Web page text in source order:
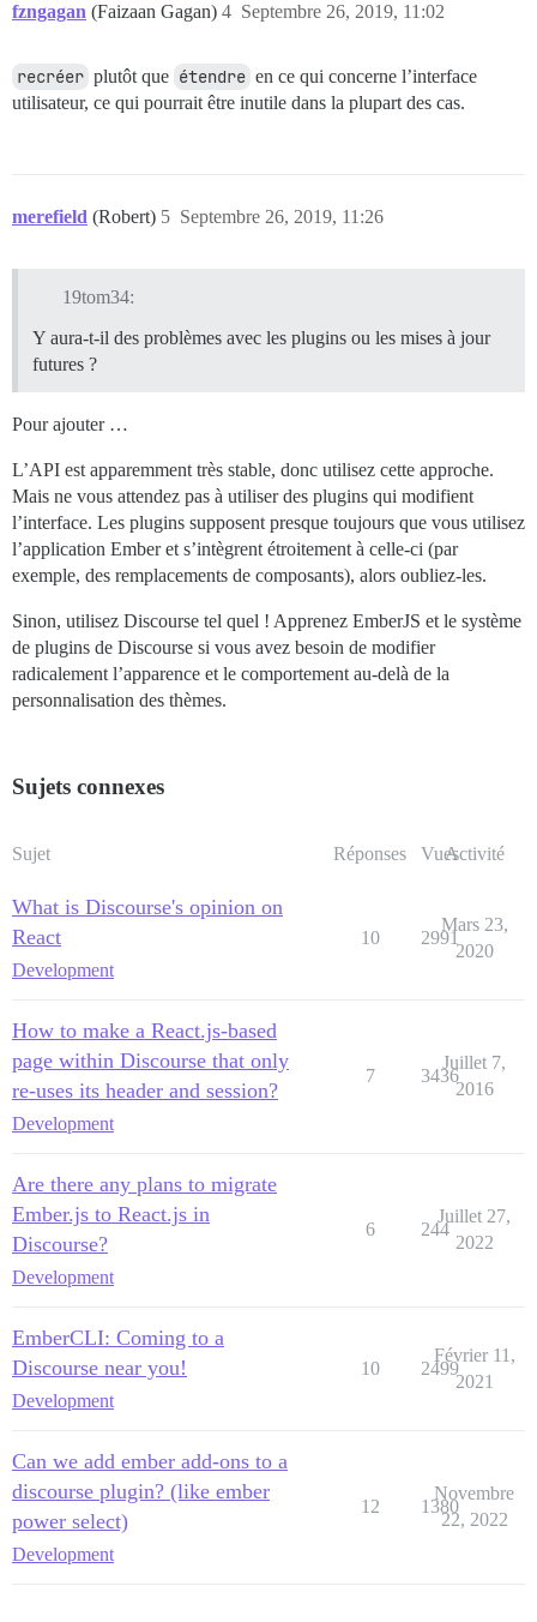
fzngagan (Faizaan Gagan) Septembre 26, 2019, 11:02
4
recréer plutôt que étendre en ce qui concerne l’interface
utilisateur, ce qui pourrait être inutile dans la plupart des cas.
merefield (Robert) Septembre 26, 2019, 11:26
5
19tom34:
Y aura-t-il des problèmes avec les plugins ou les mises à jour
futures ?
Pour ajouter …
L’API est apparemment très stable, donc utilisez cette approche.
Mais ne vous attendez pas à utiliser des plugins qui modifient
l’interface. Les plugins supposent presque toujours que vous utilisez
l’application Ember et s’intègrent étroitement à celle-ci (par
exemple, des remplacements de composants), alors oubliez-les.
Sinon, utilisez Discourse tel quel ! Apprenez EmberJS et le système
de plugins de Discourse si vous avez besoin de modifier
radicalement l’apparence et le comportement au-delà de la
personnalisation des thèmes.
Sujets connexes
Sujet Réponses VuesActivité
What is Discourse's opinion on
React
Development
10 2991
Mars 23,
2020
How to make a React.js-based
page within Discourse that only
re-uses its header and session?
Development
7 3436
Juillet 7,
2016
Are there any plans to migrate
Ember.js to React.js in
Discourse?
Development
6 244
Juillet 27,
2022
EmberCLI: Coming to a
Discourse near you!
Development
10 2499
Février 11,
2021
Can we add ember add-ons to a
discourse plugin? (like ember
power select)
Development
12 1380
Novembre
22, 2022